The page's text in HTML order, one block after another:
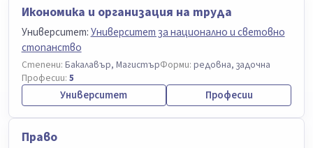
Икономика и организация на труда
Университет:Университет за национално и световно
стопанство
Степени: Бакалавър, МагистърФорми: редовна, задочна
Професии: 5
Университет Професии
Право